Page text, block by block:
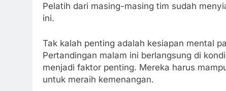
Pelatih dari masing-masing tim sudah
ini.
Tak kalah penting adalah kesiapan mental
Pertandingan malam ini berlangsung di
menjadi faktor penting. Mereka harus
untuk meraih kemenangan.